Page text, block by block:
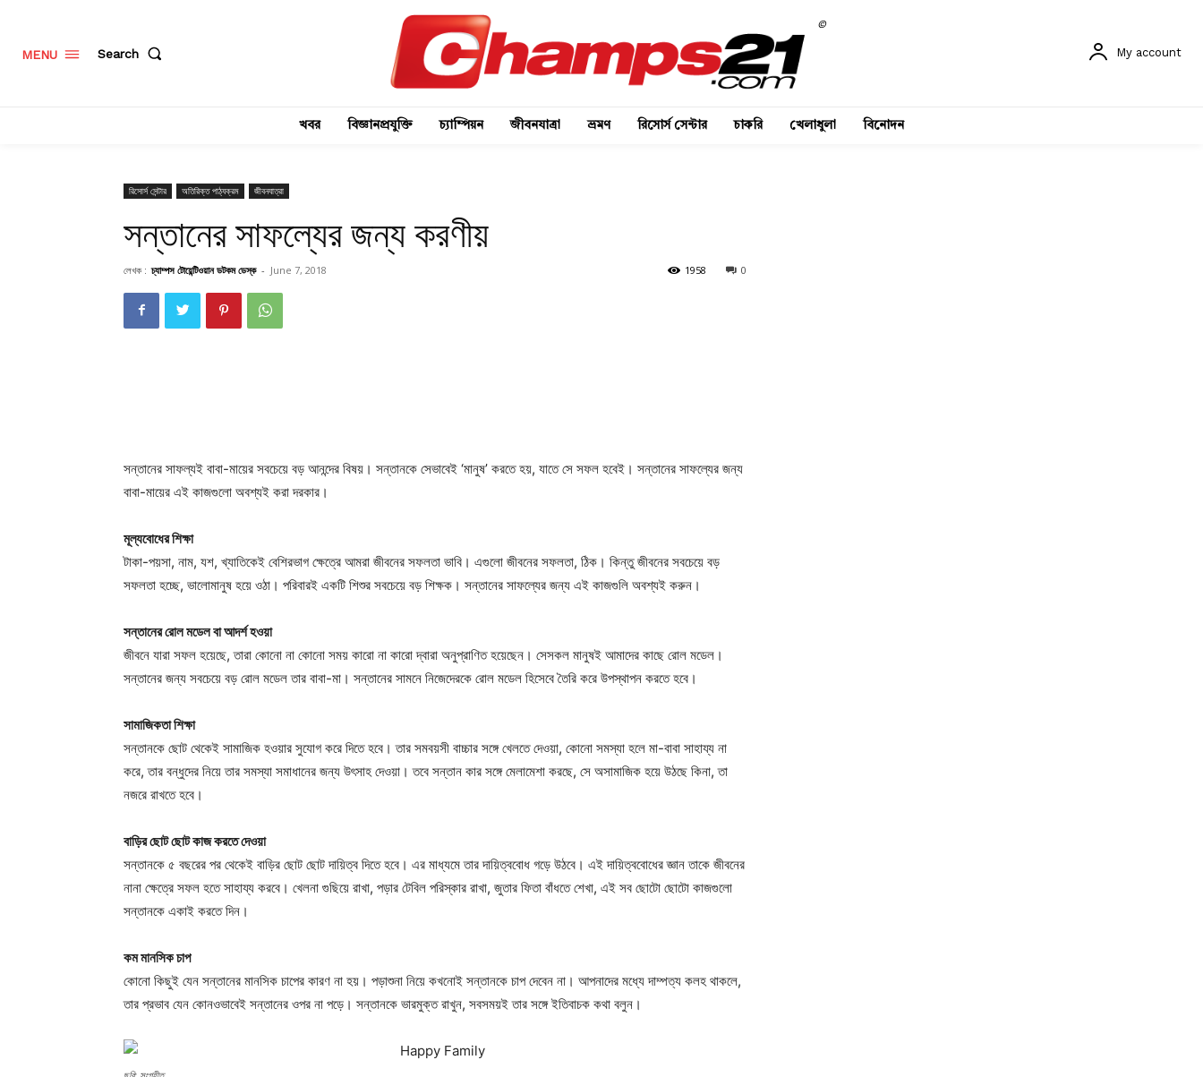
MENU Search
©
My account
খবর বিজ্ঞানপ্রযুক্তি চ্যাম্পিয়ন জীবনযাত্রা ভ্রমণ রিসোর্স সেন্টার চাকরি খেলাধুলা বিনোদন
রিসোর্স সেন্টার অতিরিক্ত পাঠ্যক্রম জীবনযাত্রা
সন্তানের সাফল্যের জন্য করণীয়
লেখক : চ্যাম্পস টোয়েন্টিওয়ান ডটকম ডেস্ক - June 7, 2018 0
1958
সন্তানের সাফল্যই বাবা-মায়ের সবচেয়ে বড় আনন্দের বিষয়। সন্তানকে সেভাবেই ‘মানুষ’ করতে হয়, যাতে সে সফল হবেই। সন্তানের সাফল্যের জন্য
বাবা-মায়ের এই কাজগুলো অবশ্যই করা দরকার।
মূল্যবোধের শিক্ষা
টাকা-পয়সা, নাম, যশ, খ্যাতিকেই বেশিরভাগ ক্ষেত্রে আমরা জীবনের সফলতা ভাবি। এগুলো জীবনের সফলতা, ঠিক। কিন্তু জীবনের সবচেয়ে বড়
সফলতা হচ্ছে, ভালোমানুষ হয়ে ওঠা। পরিবারই একটি শিশুর সবচেয়ে বড় শিক্ষক। সন্তানের সাফল্যের জন্য এই কাজগুলি অবশ্যই করুন।
সন্তানের রোল মডেল বা আদর্শ হওয়া
জীবনে যারা সফল হয়েছে, তারা কোনো না কোনো সময় কারো না কারো দ্বারা অনুপ্রাণিত হয়েছেন। সেসকল মানুষই আমাদের কাছে রোল মডেল।
সন্তানের জন্য সবচেয়ে বড় রোল মডেল তার বাবা-মা। সন্তানের সামনে নিজেদেরকে রোল মডেল হিসেবে তৈরি করে উপস্থাপন করতে হবে।
সামাজিকতা শিক্ষা
সন্তানকে ছোট থেকেই সামাজিক হওয়ার সুযোগ করে দিতে হবে। তার সমবয়সী বাচ্চার সঙ্গে খেলতে দেওয়া, কোনো সমস্যা হলে মা-বাবা সাহায্য না
করে, তার বন্ধুদের নিয়ে তার সমস্যা সমাধানের জন্য উৎসাহ দেওয়া। তবে সন্তান কার সঙ্গে মেলামেশা করছে, সে অসামাজিক হয়ে উঠছে কিনা, তা
নজরে রাখতে হবে।
বাড়ির ছোট ছোট কাজ করতে দেওয়া
সন্তানকে ৫ বছরের পর থেকেই বাড়ির ছোট ছোট দায়িত্ব দিতে হবে। এর মাধ্যমে তার দায়িত্ববোধ গড়ে উঠবে। এই দায়িত্ববোধের জ্ঞান তাকে জীবনের
নানা ক্ষেত্রে সফল হতে সাহায্য করবে। খেলনা গুছিয়ে রাখা, পড়ার টেবিল পরিস্কার রাখা, জুতার ফিতা বাঁধতে শেখা, এই সব ছোটো ছোটো কাজগুলো
সন্তানকে একাই করতে দিন।
কম মানসিক চাপ
কোনো কিছুই যেন সন্তানের মানসিক চাপের কারণ না হয়। পড়াশুনা নিয়ে কখনোই সন্তানকে চাপ দেবেন না। আপনাদের মধ্যে দাম্পত্য কলহ থাকলে,
তার প্রভাব যেন কোনওভাবেই সন্তানের ওপর না পড়ে। সন্তানকে ভারমুক্ত রাখুন, সবসময়ই তার সঙ্গে ইতিবাচক কথা বলুন।